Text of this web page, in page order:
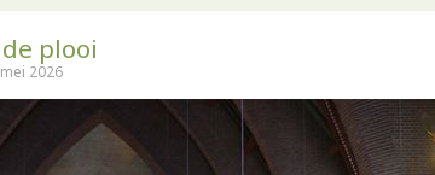
plooi
2026